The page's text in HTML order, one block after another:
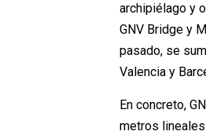
archipiélago y
GNV Bridge y
pasado, se
Valencia y
En concreto,
metros